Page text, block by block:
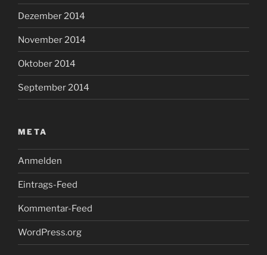
Dezember 2014
November 2014
Oktober 2014
September 2014
META
Anmelden
Eintrags-Feed
Kommentar-Feed
WordPress.org